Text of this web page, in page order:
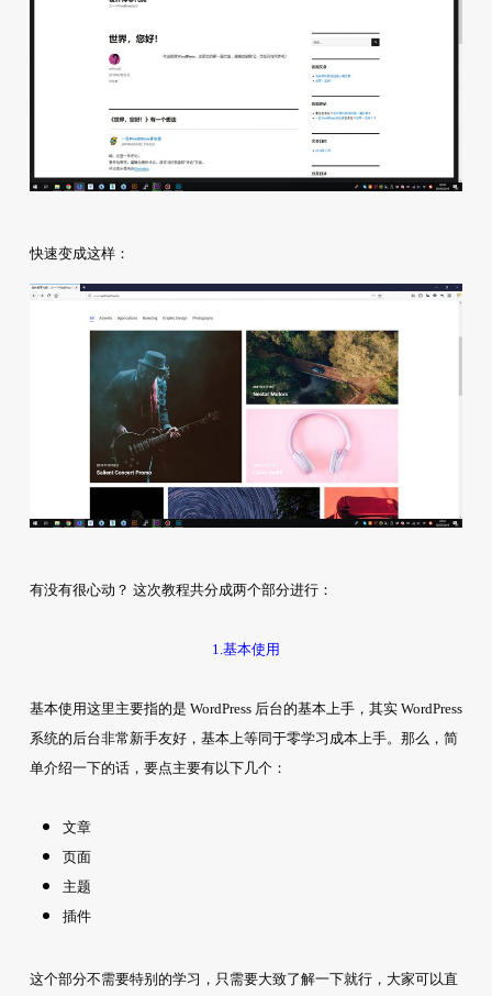
快速变成这样：
有没有很心动？ 这次教程共分成两个部分进行：
1.基本使用
基本使用这里主要指的是 WordPress 后台的基本上手，其实 WordPress
系统的后台非常新手友好，基本上等同于零学习成本上手。那么，简
单介绍一下的话，要点主要有以下几个：
文章
页面
主题
插件
这个部分不需要特别的学习，只需要大致了解一下就行，大家可以直